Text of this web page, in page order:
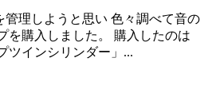
管理しようと思い 色々調べて音の
を購入しました。 購入したのは
ツインシリンダー」...